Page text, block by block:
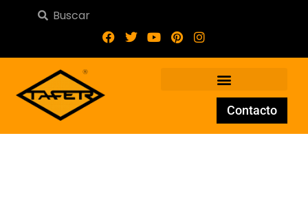
Contacto